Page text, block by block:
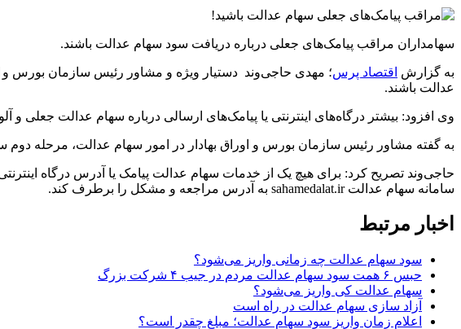
سهامداران مراقب پیامک‌های جعلی درباره دریافت سود سهام عدالت باشند.
به گزارش اقتصاد پرس؛ مهدی حاجی‌وند دستیار ویژه و مشاور رئیس سازمان بورس و
عدالت باشند.
وی افزود: بیشتر درگاه‌های اینترنتی یا پیامک‌های ارسالی درباره سهام عدالت جعلی و
به گفته مشاور رئیس سازمان بورس و اوراق بهادار در امور سهام عدالت، مرحله
سامانه سهام عدالت sahamedalat.ir به آدرس مراجعه و مشکل را برطرف کند.
اخبار مرتبط
سود سهام عدالت چه زمانی واریز می‌شود؟
حبس ۶ همت سود سهام عدالت مردم در جیب ۴ شرکت بزرگ
سهام عدالت کی واریز می‌شود؟
آزاد سازی سهام عدالت در راه است
اعلام زمان واریز سود سهام عدالت؛ مبلغ چقدر است؟